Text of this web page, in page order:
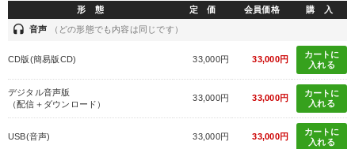
形 態 定 価 会員価格 購 入
headset 音声 （どの形態でも内容は同じです）
CD版(簡易版CD) 33,000円 33,000円
カートに
入れる
デジタル音声版
（配信＋ダウンロード）
33,000円 33,000円
カートに
入れる
USB(音声) 33,000円 33,000円
カートに
入れる